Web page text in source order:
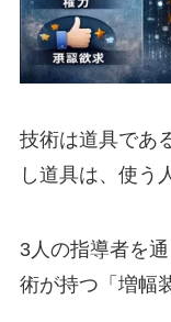
技術は道具であ
し道具は、使う
3人の指導者を
術が持つ「増幅